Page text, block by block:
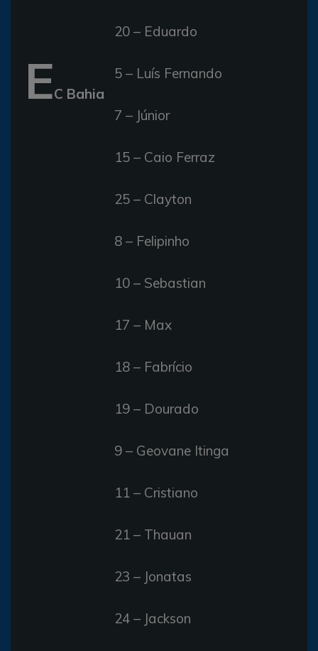
EC Bahia
20 – Eduardo
5 – Luís Fernando
7 – Júnior
15 – Caio Ferraz
25 – Clayton
8 – Felipinho
10 – Sebastian
17 – Max
18 – Fabrício
19 – Dourado
9 – Geovane Itinga
11 – Cristiano
21 – Thauan
23 – Jonatas
24 – Jackson